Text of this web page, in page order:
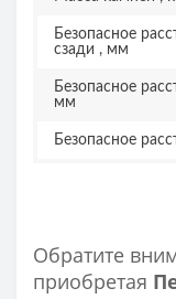
Безопасное
сзади , мм
Безопасное
мм
Безопасное
Обратите
приобретая